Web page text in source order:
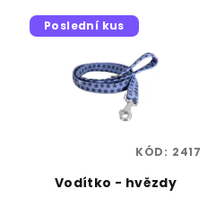
Poslední kus
Vodítko - hvězdy
KÓD: 2417